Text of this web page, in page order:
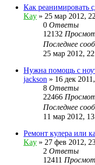
Как реанимировать
Kay » 25 мар 2012,
0 Ответы
12132
Последнее
25 мар 2012,
Нужна помощь с
jackson » 16 дек
8 Ответы
22466
Последнее
11 мар 2012,
Ремонт кулера или
Kay » 27 фев 2012,
2 Ответы
12411